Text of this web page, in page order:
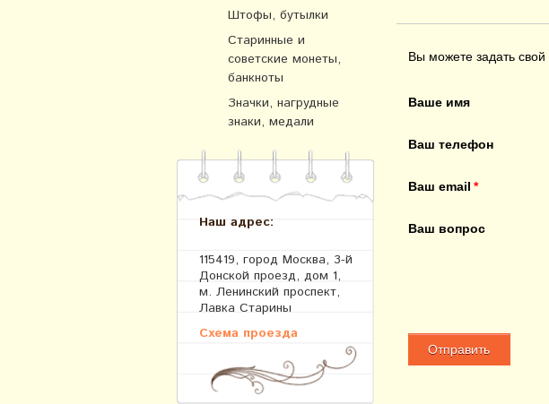
Штофы, бутылки
Старинные и
советские монеты,
банкноты
Значки, нагрудные
знаки, медали
Наш адрес:
115419, город Москва, 3-й
Донской проезд, дом 1,
м. Ленинский проспект,
Лавка Старины
Схема проезда
Вы можете задать
Ваше имя
Ваш телефон
Ваш email
Ваш вопрос